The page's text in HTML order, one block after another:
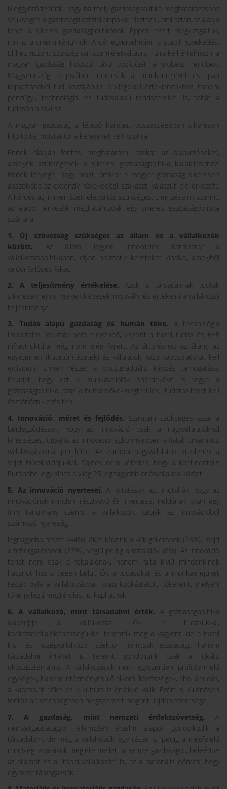
Meggyőződésünk, hogy bármely gazdaságpolitika meghatározáshoz
szükséges a gazdaságfilozófiai alapokat tisztázni, ami aztán az alapja
lehet a sikeres gazdaságpolitikának. Éppen ezért megvizsgáltuk,
mik is a sikerkritériumok. A cél egyértelműen a stabil növekedés.
Ehhez viszont szükség van szemléletváltásra - újra kell értelmezni a
magyar gazdaság hosszú távú pozícióját a globális rendben.
Magyarország a jövőben nemcsak a munkaerejével és ipari
kapacitásaival tud hozzájárulni a világpiaci értékláncokhoz, hanem
pénzügyi, technológiai és tudásalapú rendszereivel is, tehát a
tudáson a fókusz.
A magyar gazdaság a létező kereteit összességében sikeresen
kitöltötte, mostantól a kereteket kell kitolnia.
Ennek alapján fontos meghatározni azokat az alapvetéseket,
amelyek szükségesek a sikeres gazdaságpolitika kialakításához.
Ennek lényege, hogy most, amikor a magyar gazdaság sikeresen
abszolválta az extenzív növekedési szakaszt, válaszút elé érkezett.
A kérdés az, milyen személetváltás szükséges. Elemzéseink szerint,
az alábbi tényezők meghatározóak egy sikeres gazdaságpolitika
számára:
1. Új szövetség szükséges az állam és a vállalkozók
között. Az állam legyen innovációs katalizátor a
vállalkozáspolitikában, olyan normatív kereteket kínálva, amelyből
valódi fejlődés fakad
2. A teljesítmény értékelése.Azok a társadalmak tudtak
sikeresek lenni, melyek képesek motiválni és értékelni a vállalkozói
teljesítményt.
3. Tudás alapú gazdaság és humán tőke. A technológia
importálás ma már nem elegendő, viszont a hazai tudás és K+F
infrastruktúra még nem elég fejlett. Az áttöréshez az állam, az
egyetemek (kutatóintézetek) és vállalatok közti kapcsolatokat kell
erősíteni. Ennek része, a posztgraduális képzés támogatása.
Feladat, hogy ezt a munkavállalók önérdekévé is tegye a
gazdaságpolitika, azaz a humántőke-megtérülés tudatosítását kell
ösztönözni- erősíteni.
4. Innováció, méret és fejlődés. Szakítani szükséges azzal a
beidegződéssel, hogy az innováció csak a nagyvállalatoknál
lehetséges, ugyanis az innováció legkönnyebben a fiatal, dinamikus
vállalkozásoknál jön létre. Az európai nagyvállalatok küzdenek a
saját bürokráciájukkal. Sajnos nem véletlen, hogy a kontinentális
Európából egy sincs a világ 25 legnagyobb óriásvállalata között.
5. Az innováció nyertesei.A kutatások azt mutatják, hogy az
innovációnak minden résztvevő fél nyertese. Példának okán egy
finn tanulmány szerint a vállalkozók kapják az innovációból
származó nyereség
legnagyobb részét (44%), őket követik a kék gallérosok (26%), majd
a fehérgallérosok (22%), végül pedig a feltalálók (8%). Az innováció
tehát nem csak a feltalálónak, hanem rajta kívül mindenkinek
hasznot hoz a cégen belül. Ők a tudásukat és a munkaerejüket
teszik bele a vállalkozásban kvázi kockáztatott tőkeként, melyért
tőke jellegű megtérülést is kaphatnak.
6. A vállalkozó, mint társadalmi érték. A gazdaságpolitika
alapsejtje a vállalkozás. Ők a tudásukkal,
kockázatvállalóképességükkel teremtik meg a vagyont, de a hazai
kis- és középvállalkozói szektor nemcsak gazdasági, hanem
társadalmi értéket is teremt, gondoljunk csak a lokális
ökoszisztémákra. A vállalkozások nem egyszerűen profittermelő
egységek, hanem intézményesülő alkotói közösségek, ahol a tudás,
a kapcsolati tőke és a kultúra is értékké válik. Ezért is különösen
fontos a tisztességesen megszerzett magántulajdon szentsége.
7. A gazdaság, mint nemzeti érdekszövetség. A
nemzetgazdaságról jellemzően érzelmi alapon gondolkodik a
társadalom, de még a vállalkozók egy része is, pedig a megfelelő
minőségi elvárások megléte mellett a nemzetgazdaságot, beleértve
az államot és a „többi vállalkozót” is, az a racionális döntés, hogy
egymást támogassák.